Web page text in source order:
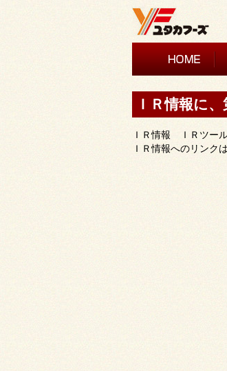
ＩＲ情報に
ＩＲ情報 ＩＲツー
ＩＲ情報へのリンク